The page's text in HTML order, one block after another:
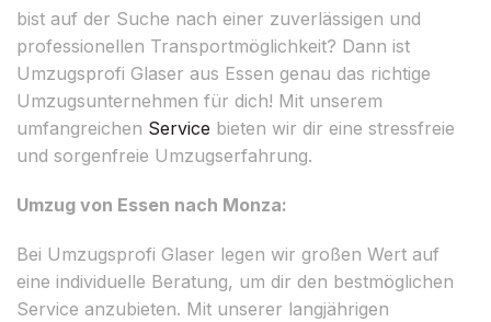
bist auf der Suche nach einer zuverlässigen und
professionellen Transportmöglichkeit? Dann ist
Umzugsprofi Glaser aus Essen genau das richtige
Umzugsunternehmen für dich! Mit unserem
umfangreichen Service bieten wir dir eine stressfreie
und sorgenfreie Umzugserfahrung.
Umzug von Essen nach Monza:
Bei Umzugsprofi Glaser legen wir großen Wert auf
eine individuelle Beratung, um dir den bestmöglichen
Service anzubieten. Mit unserer langjährigen